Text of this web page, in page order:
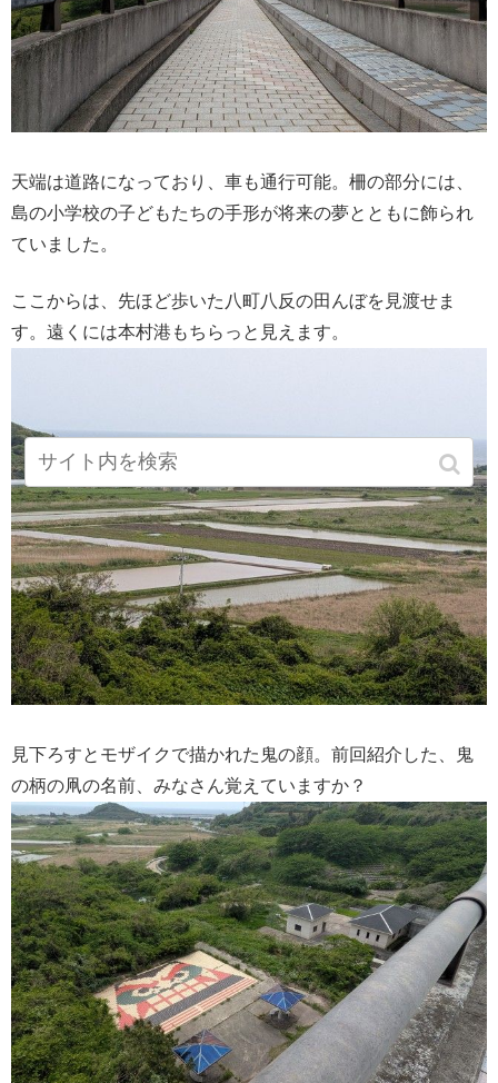
天端は道路になっており、車も通行可能。柵の部分には、
島の小学校の子どもたちの手形が将来の夢とともに飾られ
ていました。
ここからは、先ほど歩いた八町八反の田んぼを見渡せま
す。遠くには本村港もちらっと見えます。
見下ろすとモザイクで描かれた鬼の顔。前回紹介した、鬼
の柄の凧の名前、みなさん覚えていますか？